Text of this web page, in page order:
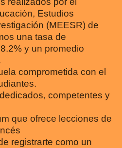
Estudios
(MEESR) de
una tasa de
y un promedio
comprometida con el
competentes y
que ofrece lecciones de
registrarte como un